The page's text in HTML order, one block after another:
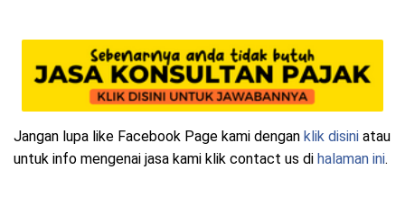
Jangan lupa like Facebook Page kami dengan klik disini atau
untuk info mengenai jasa kami klik contact us di halaman ini.